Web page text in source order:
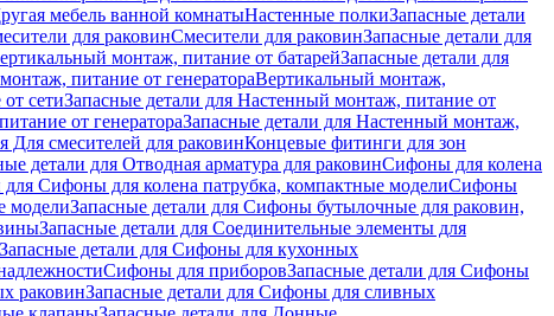
мебель ванной комнатыНастенные полкиЗапасные детали
для раковинСмесители для раковинЗапасные детали для
монтаж, питание от батарейЗапасные детали для
питание от генератораВертикальный монтаж,
сетиЗапасные детали для Настенный монтаж, питание от
от генератораЗапасные детали для Настенный монтаж,
Для смесителей для раковинКонцевые фитинги для зон
детали для Отводная арматура для раковинСифоны для колена
для Сифоны для колена патрубка, компактные моделиСифоны
моделиЗапасные детали для Сифоны бутылочные для раковин,
Запасные детали для Соединительные элементы для
Запасные детали для Сифоны для кухонных
Сифоны для приборовЗапасные детали для Сифоны
раковинЗапасные детали для Сифоны для сливных